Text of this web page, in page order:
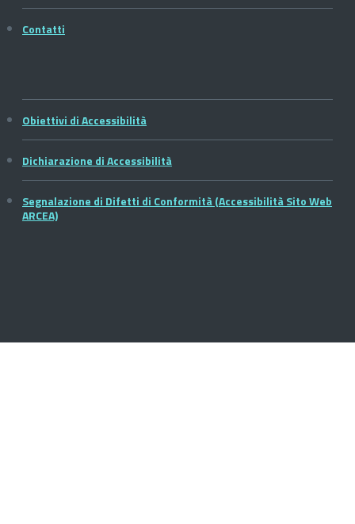
Contatti
Obiettivi di Accessibilità
Dichiarazione di Accessibilità
Segnalazione di Difetti di Conformità (Accessibilità Sito Web
ARCEA)